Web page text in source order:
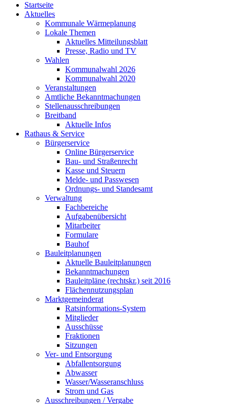
Startseite
Aktuelles
Kommunale Wärmeplanung
Lokale Themen
Aktuelles Mitteilungsblatt
Presse, Radio und TV
Wahlen
Kommunalwahl 2026
Kommunalwahl 2020
Veranstaltungen
Amtliche Bekanntmachungen
Stellenausschreibungen
Breitband
Aktuelle Infos
Rathaus & Service
Bürgerservice
Online Bürgerservice
Bau- und Straßenrecht
Kasse und Steuern
Melde- und Passwesen
Ordnungs- und Standesamt
Verwaltung
Fachbereiche
Aufgabenübersicht
Mitarbeiter
Formulare
Bauhof
Bauleitplanungen
Aktuelle Bauleitplanungen
Bekanntmachungen
Bauleitpläne (rechtskr.) seit 2016
Flächennutzungsplan
Marktgemeinderat
Ratsinformations-System
Mitglieder
Ausschüsse
Fraktionen
Sitzungen
Ver- und Entsorgung
Abfallentsorgung
Abwasser
Wasser/Wasseranschluss
Strom und Gas
Ausschreibungen / Vergabe